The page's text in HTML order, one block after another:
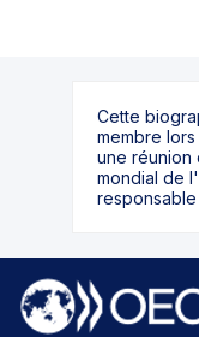
Cette
membre
une réunion
mondial de